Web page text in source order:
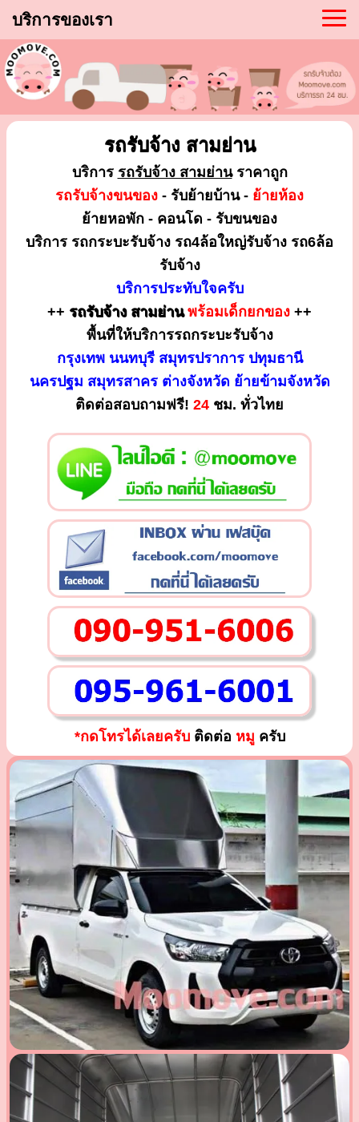
บริการของเรา
รถรับจ้าง สามย่าน
บริการ รถรับจ้าง สามย่านราคาถูก
รถรับจ้างขนของ - รับย้ายบ้าน - ย้ายห้อง
ย้ายหอพัก - คอนโด - รับขนของ
บริการ รถกระบะรับจ้าง รถ4ล้อใหญ่รับจ้าง รถ6ล้อ
รับจ้าง
บริการประทับใจครับ
++ รถรับจ้าง สามย่านพร้อมเด็กยกของ ++
พื้นที่ให้บริการรถกระบะรับจ้าง
กรุงเทพ นนทบุรี สมุทรปราการ ปทุมธานี
นครปฐม สมุทรสาคร ต่างจังหวัด ย้ายข้ามจังหวัด
ติดต่อสอบถามฟรี! 24 ชม. ทั่วไทย
*กดโทรได้เลยครับติดต่อ หมู ครับ